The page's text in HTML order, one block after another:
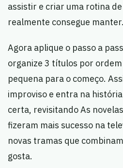
assistir e criar uma rotina
realmente consegue manter.
Agora aplique o passo a
organize 3 títulos por
pequena para o começo.
improviso e entra na
certa, revisitando As
fizeram mais sucesso na
novas tramas que
gosta.